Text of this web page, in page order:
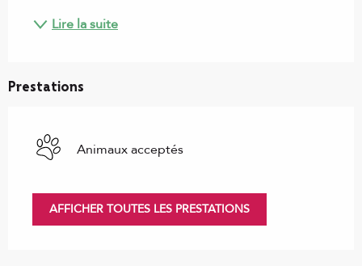
Lire la suite
Prestations
Animaux acceptés
AFFICHER TOUTES LES PRESTATIONS